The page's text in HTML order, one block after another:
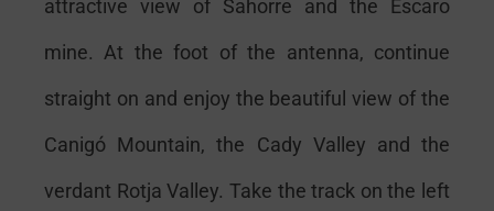
attractive view of Sahorre and the Escaro
mine. At the foot of the antenna, continue
straight on and enjoy the beautiful view of the
Canigó Mountain, the Cady Valley and the
verdant Rotja Valley. Take the track on the left